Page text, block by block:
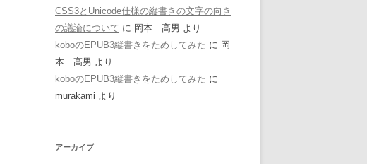
CSS3とUnicode仕様の縦書きの文字の向き
の議論について に 岡本 高男 より
koboのEPUB3縦書きをためしてみた に 岡
本 高男 より
koboのEPUB3縦書きをためしてみた に
murakami より
アーカイブ